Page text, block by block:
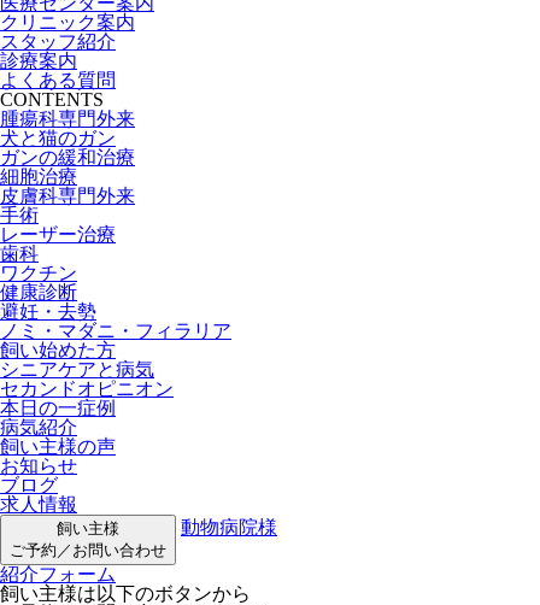
クリニック案内
スタッフ紹介
診療案内
よくある質問
CONTENTS
腫瘍科専門外来
犬と猫のガン
ガンの緩和治療
細胞治療
皮膚科専門外来
手術
レーザー治療
歯科
ワクチン
健康診断
避妊・去勢
ノミ・マダニ・フィラリア
飼い始めた方
シニアケアと病気
セカンドオピニオン
本日の一症例
病気紹介
飼い主様の声
お知らせ
ブログ
求人情報
飼い主様
ご予約／お問い合わせ
動物病院様
紹介フォーム
飼い主様は以下のボタンから